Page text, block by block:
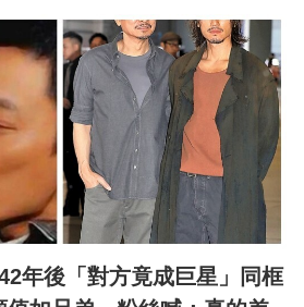
年後「對方竟成巨星」同框